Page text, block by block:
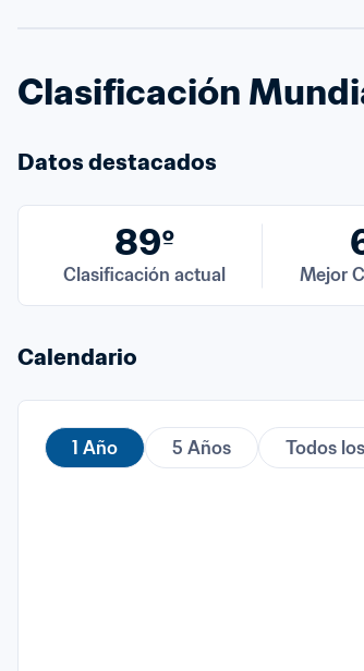
Clasificación
Datos destacados
89º
Clasificación actual Mejor
Calendario
1 Año 5 Años Todos